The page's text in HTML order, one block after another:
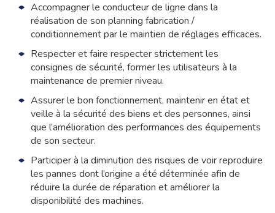
Accompagner le conducteur de ligne dans la
réalisation de son planning fabrication /
conditionnement par le maintien de réglages efficaces.
Respecter et faire respecter strictement les
consignes de sécurité, former les utilisateurs à la
maintenance de premier niveau.
Assurer le bon fonctionnement, maintenir en état et
veille à la sécurité des biens et des personnes, ainsi
que l’amélioration des performances des équipements
de son secteur.
Participer à la diminution des risques de voir reproduire
les pannes dont l’origine a été déterminée afin de
réduire la durée de réparation et améliorer la
disponibilité des machines.